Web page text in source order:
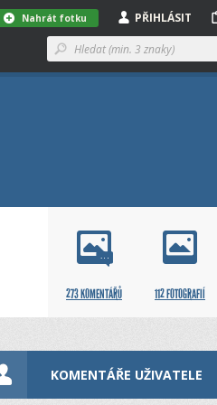
PŘIHLÁSIT
Nahrát fotku
273 KOMENTÁŘŮ
112 FOTOGRAFIÍ
KOMENTÁŘE UŽIVATELE